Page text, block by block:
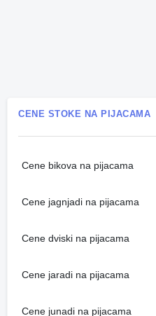
CENE STOKE NA PIJACAMA
Cene bikova na pijacama
Cene jagnjadi na pijacama
Cene dviski na pijacama
Cene jaradi na pijacama
Cene junadi na pijacama